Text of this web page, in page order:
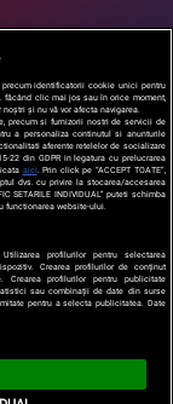
S.A.
Termeni
Info Codul etic
identificatorii cookie unici pentru
făcând clic mai jos sau în orice moment,
și nu vă vor afecta navigarea.
precum si furnizorii nostri de servicii de
a personaliza continutul si anunturile
aferente retelelor de socializare
22 din GDPR in legatura cu prelucrarea
aici. Prin click pe “ACCEPT TOATE”,
dvs. cu privire la stocarea/accesarea
SETARILE INDIVIDUAL” puteti schimba
functionarea website-ului.
profilurilor pentru selectarea
Crearea profilurilor de conținut
Crearea profilurilor pentru publicitate
sau combinații de date din surse
pentru a selecta publicitatea. Date